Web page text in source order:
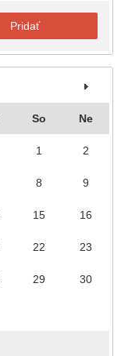
Pridať
So Ne
1 2
8 9
15 16
22 23
29 30